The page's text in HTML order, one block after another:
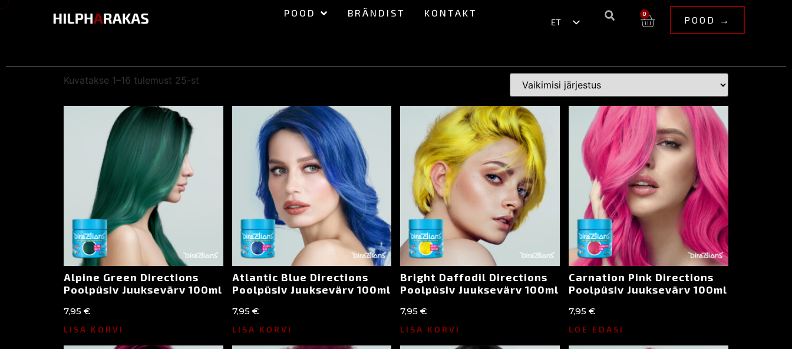
POOD BRÄNDIST KONTAKT
ET
0
POOD →
Kuvatakse 1–16 tulemust 25-st
Alpine Green Directions
Poolpüsiv Juuksevärv 100ml
7,95 €
LISA KORVI
Atlantic Blue Directions
Poolpüsiv Juuksevärv 100ml
7,95 €
LISA KORVI
Bright Daffodil Directions
Poolpüsiv Juuksevärv 100ml
7,95€
LISA KORVI
Carnation Pink Directions
Poolpüsiv Juuksevärv 100ml
7,95€
LOE EDASI